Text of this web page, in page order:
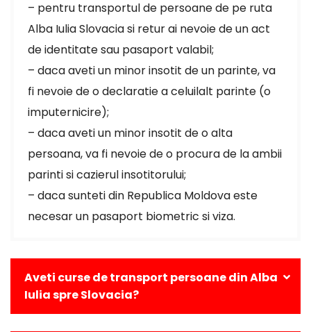
– pentru transportul de persoane de pe ruta
Alba Iulia Slovacia si retur ai nevoie de un act
de identitate sau pasaport valabil;
– daca aveti un minor insotit de un parinte, va
fi nevoie de o declaratie a celuilalt parinte (o
imputernicire);
– daca aveti un minor insotit de o alta
persoana, va fi nevoie de o procura de la ambii
parinti si cazierul insotitorului;
– daca sunteti din Republica Moldova este
necesar un pasaport biometric si viza.
Aveti curse de transport persoane din Alba
Iulia spre Slovacia?